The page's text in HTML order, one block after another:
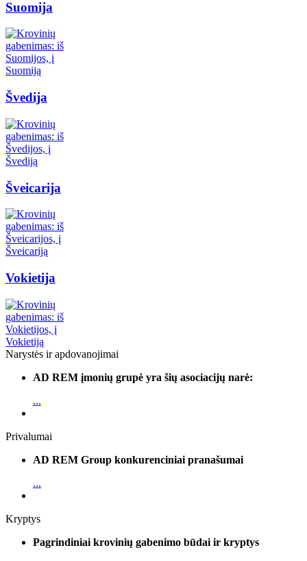
Suomija
Švedija
Šveicarija
Vokietija
Narystės ir apdovanojimai
AD REM įmonių grupė yra šių asociacijų narė:
...
Privalumai
AD REM Group konkurenciniai pranašumai
...
Kryptys
Pagrindiniai krovinių gabenimo būdai ir kryptys